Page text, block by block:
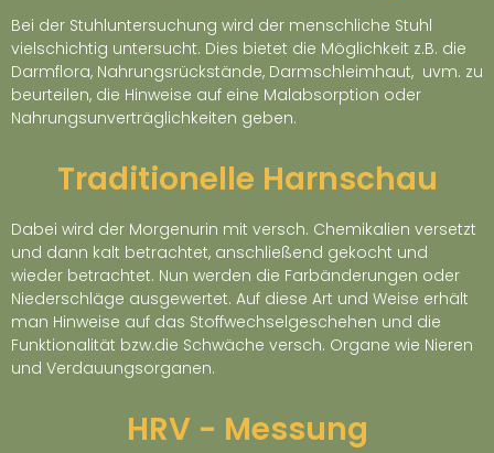
Bei der Stuhluntersuchung wird der menschliche Stuhl
vielschichtig untersucht. Dies bietet die Möglichkeit z.B. die
Darmflora, Nahrungsrückstände, Darmschleimhaut, uvm. zu
beurteilen, die Hinweise auf eine Malabsorption oder
Nahrungsunverträglichkeiten geben.
Traditionelle Harnschau
Dabei wird der Morgenurin mit versch. Chemikalien versetzt
und dann kalt betrachtet, anschließend gekocht und
wieder betrachtet. Nun werden die Farbänderungen oder
Niederschläge ausgewertet. Auf diese Art und Weise erhält
man Hinweise auf das Stoffwechselgeschehen und die
Funktionalität bzw.die Schwäche versch. Organe wie Nieren
und Verdauungsorganen.
HRV - Messung